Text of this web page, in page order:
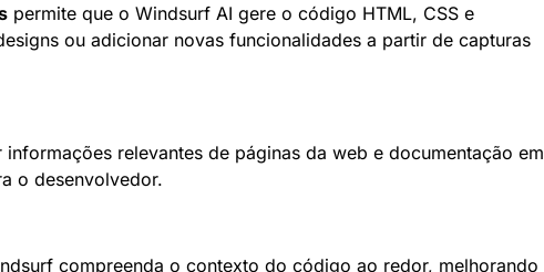
permite que o Windsurf AI gere o código HTML, CSS e
ou adicionar novas funcionalidades a partir de capturas
relevantes de páginas da web e documentação em
o desenvolvedor.
compreenda o contexto do código ao redor, melhorando